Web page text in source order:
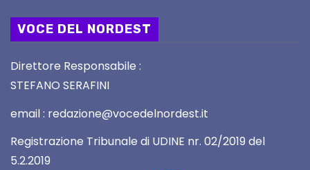
VOCE DEL NORDEST
Direttore Responsabile :
STEFANO SERAFINI
email : redazione@vocedelnordest.it
Registrazione Tribunale di UDINE nr. 02/2019 del
5.2.2019